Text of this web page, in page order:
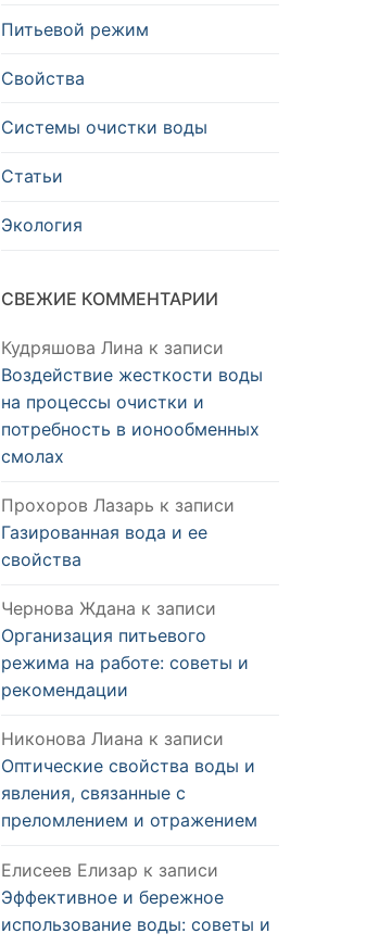
Питьевой режим
Свойства
Системы очистки воды
Статьи
Экология
СВЕЖИЕ КОММЕНТАРИИ
Кудряшова Лина к записи
Воздействие жесткости воды
на процессы очистки и
потребность в ионообменных
смолах
Прохоров Лазарь к записи
Газированная вода и ее
свойства
Чернова Ждана к записи
Организация питьевого
режима на работе: советы и
рекомендации
Никонова Лиана к записи
Оптические свойства воды и
явления, связанные с
преломлением и отражением
Елисеев Елизар к записи
Эффективное и бережное
использование воды: советы и